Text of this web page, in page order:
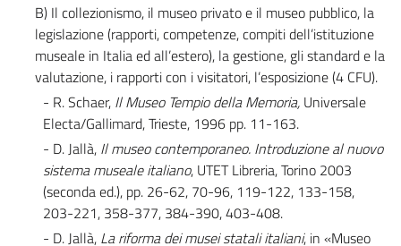
B) Il collezionismo, il museo privato e il museo pubblico, la
legislazione (rapporti, competenze, compiti dell’istituzione
museale in Italia ed all’estero), la gestione, gli standard e la
valutazione, i rapporti con i visitatori, l’esposizione (4 CFU).
- R. Schaer, Il Museo Tempio della Memoria, Universale
Electa/Gallimard, Trieste, 1996 pp. 11-163.
- D. Jallà, Il museo contemporaneo. Introduzione al nuovo
sistema museale italiano, UTET Libreria, Torino 2003
(seconda ed.), pp. 26-62, 70-96, 119-122, 133-158,
203-221, 358-377, 384-390, 403-408.
- D. Jallà, La riforma dei musei statali italiani, in «Museo